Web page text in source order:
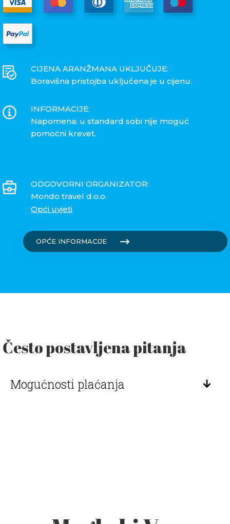
CIJENA ARANŽMANA UKLJUČUJE:
Boravišna pristojba uključena je u cijenu.
INFORMACIJE:
Napomena: u standard sobi nije moguć
pomoćni krevet.
ODGOVORNI ORGANIZATOR:
Mondo travel d.o.o.
Opći uvjeti
OPĆE INFORMACIJE
Često postavljena pitanja
Mogućnosti plaćanja